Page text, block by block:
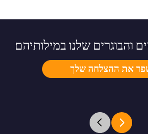
את ההצלחה שלך
והבוגרים שלנו במילותיהם